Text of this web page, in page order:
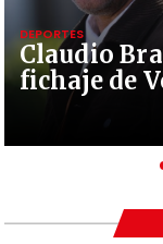
Claudio
fichaje de
DEPORTES